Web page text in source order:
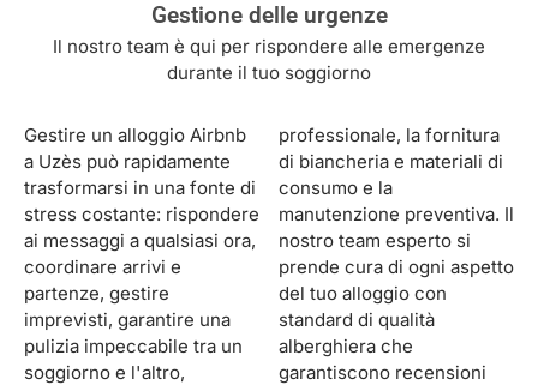
Gestione delle urgenze
Il nostro team è qui per rispondere alle emergenze
durante il tuo soggiorno
Gestire un alloggio Airbnb
a Uzès può rapidamente
trasformarsi in una fonte di
stress costante: rispondere
ai messaggi a qualsiasi ora,
coordinare arrivi e
partenze, gestire
imprevisti, garantire una
pulizia impeccabile tra un
soggiorno e l'altro,
professionale, la fornitura
di biancheria e materiali di
consumo e la
manutenzione preventiva. Il
nostro team esperto si
prende cura di ogni aspetto
del tuo alloggio con
standard di qualità
alberghiera che
garantiscono recensioni